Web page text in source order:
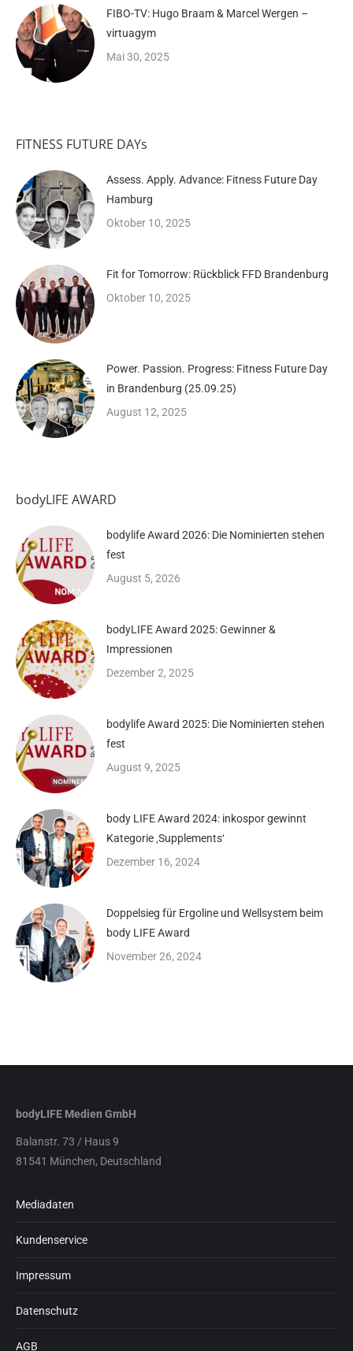
FIBO-TV: Hugo Braam & Marcel Wergen –
virtuagym
Mai 30, 2025
FITNESS FUTURE DAYs
Assess. Apply. Advance: Fitness Future Day
Hamburg
Oktober 10, 2025
Fit for Tomorrow: Rückblick FFD Brandenburg
Oktober 10, 2025
Power. Passion. Progress: Fitness Future Day
in Brandenburg (25.09.25)
August 12, 2025
bodyLIFE AWARD
bodylife Award 2026: Die Nominierten stehen
fest
August 5, 2026
bodyLIFE Award 2025: Gewinner &
Impressionen
Dezember 2, 2025
bodylife Award 2025: Die Nominierten stehen
fest
August 9, 2025
body LIFE Award 2024: inkospor gewinnt
Kategorie ‚Supplements‘
Dezember 16, 2024
Doppelsieg für Ergoline und Wellsystem beim
body LIFE Award
November 26, 2024
bodyLIFE Medien GmbH
Balanstr. 73 / Haus 9
81541 München, Deutschland
Mediadaten
Kundenservice
Impressum
Datenschutz
AGB